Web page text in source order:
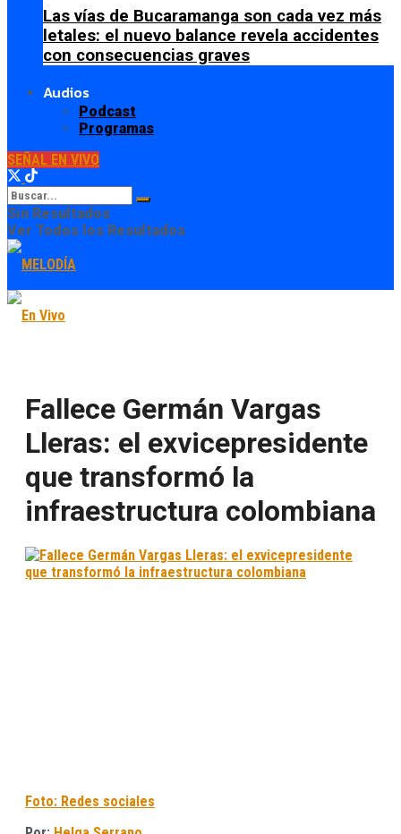
Las vías de Bucaramanga son cada vez más
letales: el nuevo balance revela accidentes
con consecuencias graves
Audios
Podcast
Programas
SEÑAL EN VIVO
Sin Resultados
Ver Todos los Resultados
Fallece Germán Vargas
Lleras: el exvicepresidente
que transformó la
infraestructura colombiana
Foto: Redes sociales